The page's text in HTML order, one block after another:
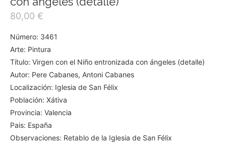
80,00 €
Número: 3461
Arte: Pintura
Título: Virgen con el Niño entronizada con ángeles (detalle)
Autor: Pere Cabanes, Antoni Cabanes
Localización: Iglesia de San Félix
Población: Xátiva
Provincia: Valencia
Pais: España
Observaciones: Retablo de la Iglesia de San Félix